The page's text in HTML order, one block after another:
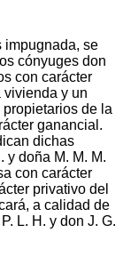
se
cónyuges don
con carácter
y un
propietarios de la
ganancial.
dichas
y doña M. M. M.
con carácter
privativo del
a calidad de
L. H. y don J. G.